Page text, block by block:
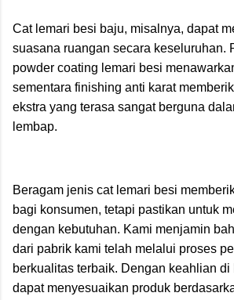
Cat lemari besi baju, misalnya, dapat
suasana ruangan secara keseluruhan.
powder coating lemari besi
sementara finishing anti karat
ekstra yang terasa sangat berguna
lembap.
Beragam jenis cat lemari besi
bagi konsumen, tetapi pastikan untuk
dengan kebutuhan. Kami menjamin
dari pabrik kami telah melalui proses
berkualitas terbaik. Dengan keahlian
dapat menyesuaikan produk